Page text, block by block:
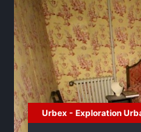
Urbex - Exploration